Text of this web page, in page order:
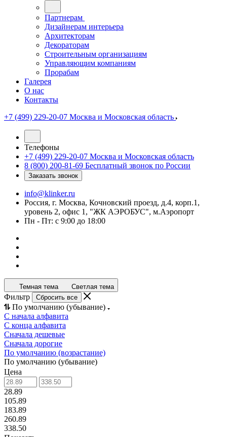
Партнерам
Дизайнерам интерьера
Архитекторам
Декораторам
Строительным организациям
Управляющим компаниям
Прорабам
Галерея
О нас
Контакты
+7 (499) 229-20-07 Москва и Московская область
Телефоны
+7 (499) 229-20-07 Москва и Московская область
8 (800) 200-81-69 Бесплатный звонок по России
Заказать звонок
info@klinker.ru
Россия, г. Москва, Кочновский проезд, д.4, корп.1,
уровень 2, офис 1, "ЖК АЭРОБУС", м.Аэропорт
Пн - Пт: с 9:00 до 18:00
Темная тема Светлая тема
Фильтр Сбросить все
По умолчанию (убывание)
С начала алфавита
С конца алфавита
Сначала дешевые
Сначала дорогие
По умолчанию (возрастание)
По умолчанию (убывание)
Цена
28.89
105.89
183.89
260.89
338.50